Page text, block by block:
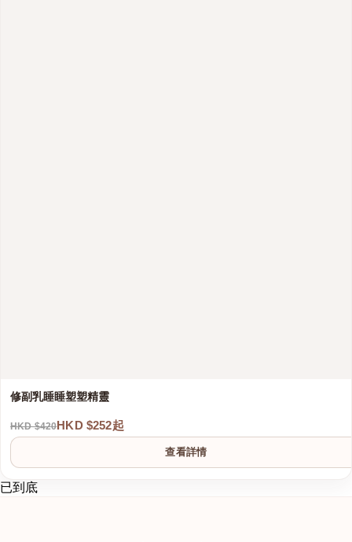
修副乳睡睡塑塑精靈
HKD $420HKD $252起
查看詳情
已到底